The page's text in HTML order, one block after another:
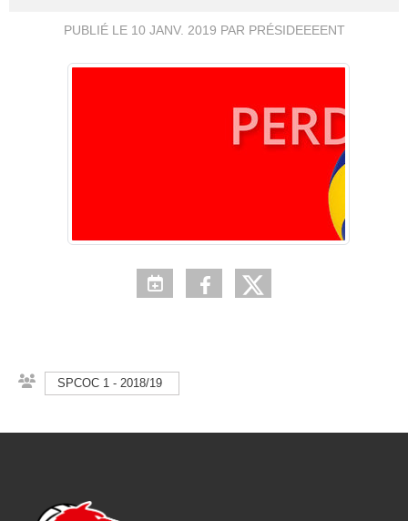
PUBLIÉ LE 10 JANV. 2019 PAR PRÉSIDEEEENT
SPCOC 1 - 2018/19